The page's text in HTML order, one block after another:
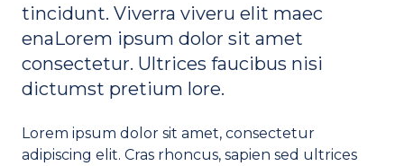
tincidunt. Viverra viveru elit maec
enaLorem ipsum dolor sit amet
consectetur. Ultrices faucibus nisi
dictumst pretium lore.
Lorem ipsum dolor sit amet, consectetur
adipiscing elit. Cras rhoncus, sapien sed ultrices